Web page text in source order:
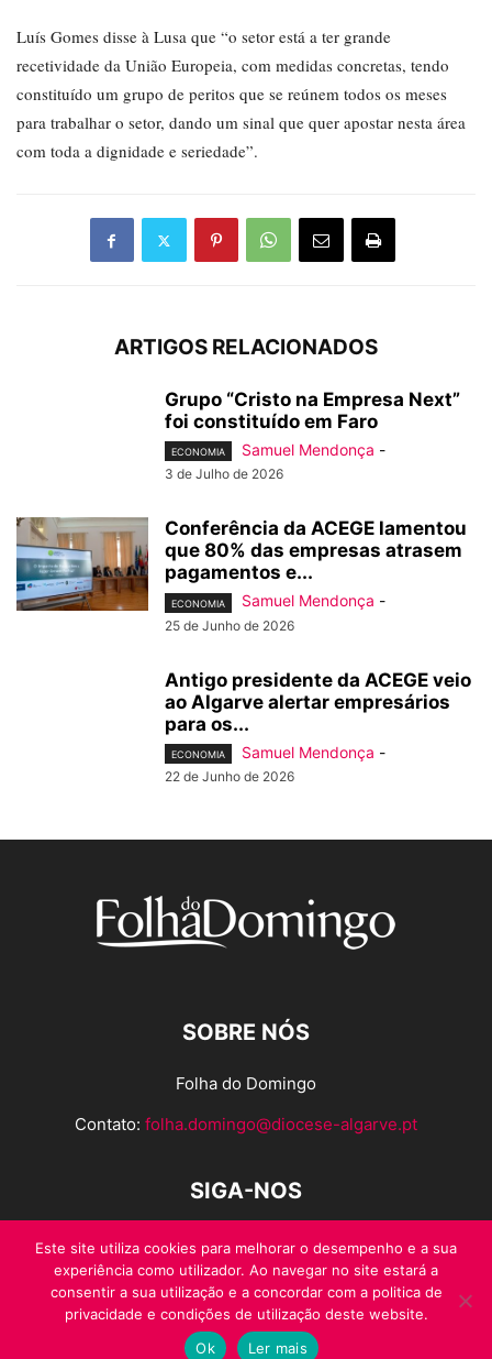
Luís Gomes disse à Lusa que “o setor está a ter grande
recetividade da União Europeia, com medidas concretas, tendo
constituído um grupo de peritos que se reúnem todos os meses
para trabalhar o setor, dando um sinal que quer apostar nesta área
com toda a dignidade e seriedade”.
ARTIGOS RELACIONADOS
Grupo “Cristo na Empresa Next”
foi constituído em Faro
ECONOMIA Samuel Mendonça -
3 de Julho de 2026
Conferência da ACEGE lamentou
que 80% das empresas atrasem
pagamentos e...
ECONOMIA Samuel Mendonça -
25 de Junho de 2026
Antigo presidente da ACEGE veio
ao Algarve alertar empresários
para os...
ECONOMIA Samuel Mendonça -
22 de Junho de 2026
SOBRE NÓS
Folha do Domingo
Contato: folha.domingo@diocese-algarve.pt
SIGA-NOS
© Folha do Domingo 2026, todos os direitos reservados.
Este site utiliza cookies para melhorar o desempenho e a sua
experiência como utilizador. Ao navegar no site estará a
consentir a sua utilização e a concordar com a politica de
privacidade e condições de utilização deste website.
Ok
Ler mais